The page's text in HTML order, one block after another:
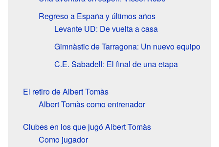
Regreso a España y últimos años
Levante UD: De vuelta a casa
Gimnàstic de Tarragona: Un nuevo equipo
C.E. Sabadell: El final de una etapa
El retiro de Albert Tomàs
Albert Tomàs como entrenador
Clubes en los que jugó Albert Tomàs
Como jugador